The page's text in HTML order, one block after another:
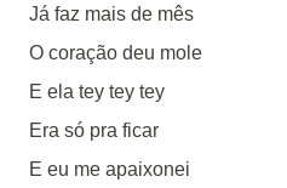
Já faz mais de mês
O coração deu mole
E ela tey tey tey
Era só pra ficar
E eu me apaixonei